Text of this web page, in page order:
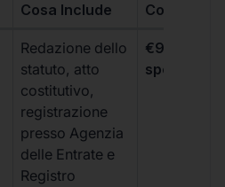
Cosa Include Costo
Redazione dello
statuto, atto
costitutivo,
registrazione
presso Agenzia
delle Entrate e
Registro
€99 + IVA
spese